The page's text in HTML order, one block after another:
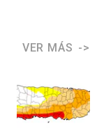
VER MÁS